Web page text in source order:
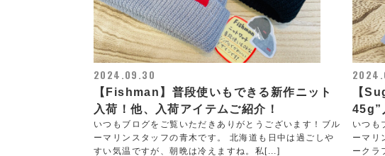
2024.09.30
【Fishman】普段使いもできる新作ニット
入荷！他、入荷アイテムご紹介！
いつもブログをご覧いただきありがとうございます！ブル
ーマリンスタッフの青木です。 北海道も日中は過ごしや
すい気温ですが、朝晩は冷えますね。私[...]
【
45g”
いつも
ーマリ
ークラ